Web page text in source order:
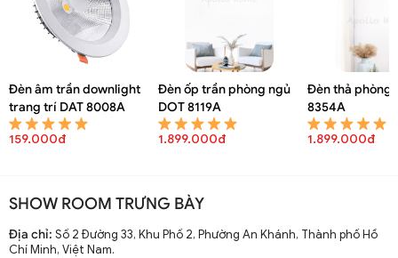
Đèn âm trần downlight
trang trí DAT 8008A
159.000đ
Đèn ốp trần phòng ngủ
DOT 8119A
1.899.000đ
Đèn thả phòng
8354A
1.899.000đ
SHOW ROOM TRƯNG BÀY
Địa chỉ: Số 2 Đường 33, Khu Phố 2, Phường An Khánh, Thành phố Hồ
Chí Minh, Việt Nam.